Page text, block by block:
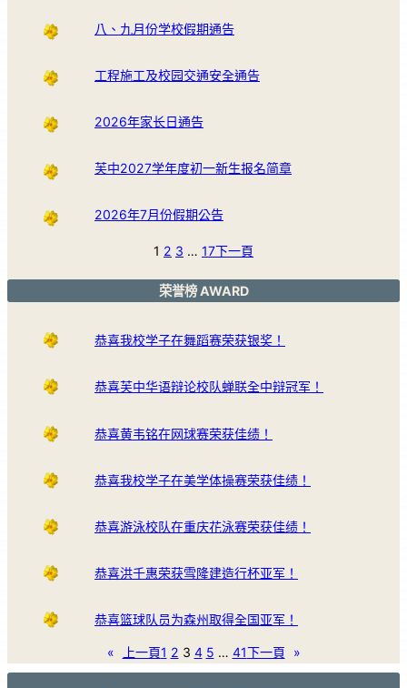
八、九月份学校假期通告
工程施工及校园交通安全通告
2026年家长日通告
芙中2027学年度初一新生报名简章
2026年7月份假期公告
1 2 3 … 17下一頁
荣誉榜 AWARD
恭喜我校学子在舞蹈赛荣获银奖！
恭喜芙中华语辩论校队蝉联全中辩冠军！
恭喜黄韦铭在网球赛荣获佳绩！
恭喜我校学子在美学体操赛荣获佳绩！
恭喜游泳校队在重庆花泳赛荣获佳绩！
恭喜洪千惠荣获雪隆建造行杯亚军！
恭喜篮球队员为森州取得全国亚军！
« 上一頁1 2 3 4 5 … 41下一頁 »